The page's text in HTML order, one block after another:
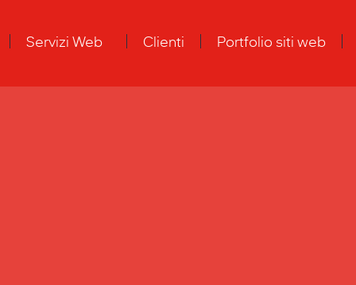
Servizi Web Clienti Portfolio siti web